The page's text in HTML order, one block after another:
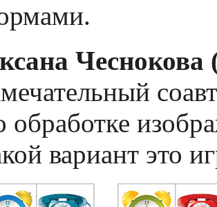
Чеснокова
обработке
вариант это